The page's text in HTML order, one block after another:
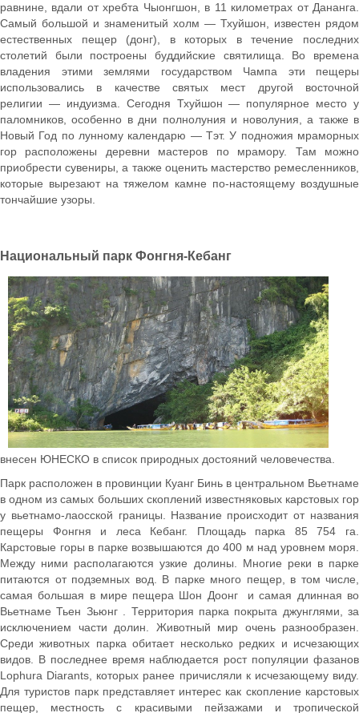
равнине, вдали от хребта Чыонгшон, в 11 километрах от Дананга.
Самый большой и знаменитый холм — Тхуйшон, известен рядом
естественных пещер (донг), в которых в течение последних
столетий были построены буддийские святилища. Во времена
владения этими землями государством Чампа эти пещеры
использовались в качестве святых мест другой восточной
религии — индуизма. Сегодня Тхуйшон — популярное место у
паломников, особенно в дни полнолуния и новолуния, а также в
Новый Год по лунному календарю — Тэт. У подножия мраморных
гор расположены деревни мастеров по мрамору. Там можно
приобрести сувениры, а также оценить мастерство ремесленников,
которые вырезают на тяжелом камне по-настоящему воздушные
тончайшие узоры.
Национальный парк Фонгня-Кебанг
внесен ЮНЕСКО в список природных достояний человечества.
Парк расположен в провинции Куанг Бинь в центральном Вьетнаме
в одном из самых больших скоплений известняковых карстовых гор
у вьетнамо-лаосской границы. Название происходит от названия
пещеры Фонгня и леса Кебанг. Площадь парка 85 754 га.
Карстовые горы в парке возвышаются до 400 м над уровнем моря.
Между ними располагаются узкие долины. Многие реки в парке
питаются от подземных вод. В парке много пещер, в том числе,
самая большая в мире пещера Шон Доонг и самая длинная во
Вьетнаме Тьен Зьюнг . Территория парка покрыта джунглями, за
исключением части долин. Животный мир очень разнообразен.
Среди животных парка обитает несколько редких и исчезающих
видов. В последнее время наблюдается рост популяции фазанов
Lophura Diarants, которых ранее причисляли к исчезающему виду.
Для туристов парк представляет интерес как скопление карстовых
пещер, местность с красивыми пейзажами и тропической